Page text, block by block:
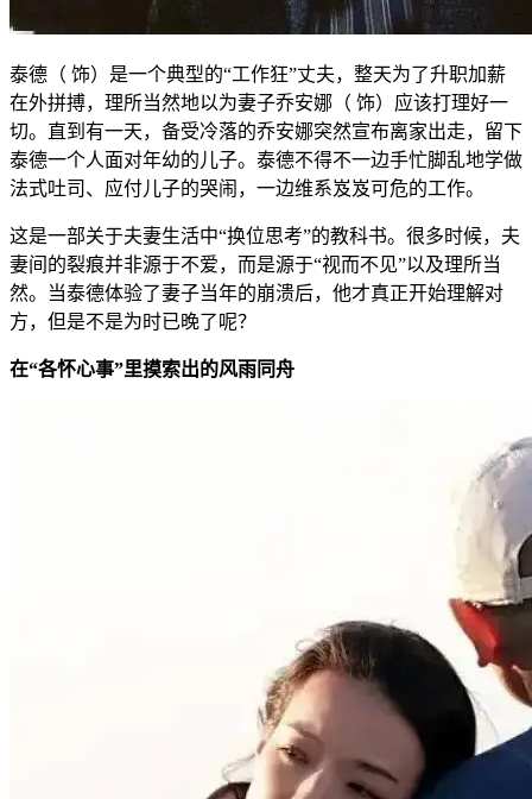
泰德（ 饰）是一个典型的“工作狂”丈夫，整天为了升职加薪
在外拼搏，理所当然地以为妻子乔安娜（ 饰）应该打理好一
切。直到有一天，备受冷落的乔安娜突然宣布离家出走，留下
泰德一个人面对年幼的儿子。泰德不得不一边手忙脚乱地学做
法式吐司、应付儿子的哭闹，一边维系岌岌可危的工作。
这是一部关于夫妻生活中“换位思考”的教科书。很多时候，夫
妻间的裂痕并非源于不爱，而是源于“视而不见”以及理所当
然。当泰德体验了妻子当年的崩溃后，他才真正开始理解对
方，但是不是为时已晚了呢？
在“各怀心事”里摸索出的风雨同舟